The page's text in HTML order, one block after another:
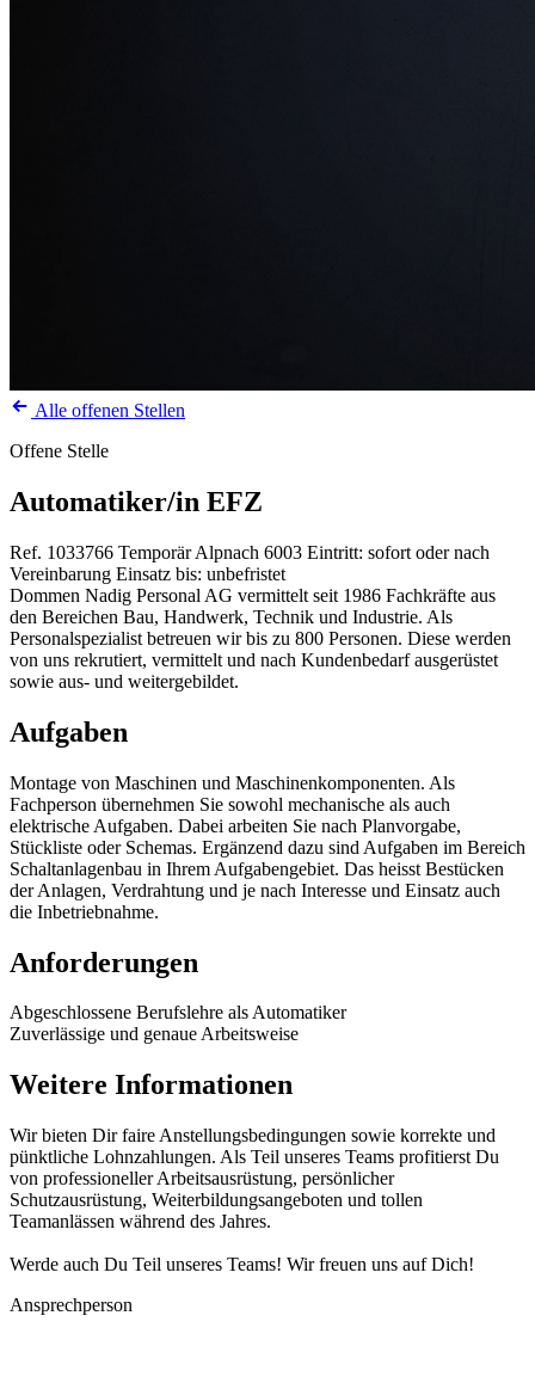
Alle offenen Stellen
Offene Stelle
Automatiker/in EFZ
Ref. 1033766 Temporär Alpnach 6003 Eintritt: sofort oder nach
Vereinbarung Einsatz bis: unbefristet
Dommen Nadig Personal AG vermittelt seit 1986 Fachkräfte aus
den Bereichen Bau, Handwerk, Technik und Industrie. Als
Personalspezialist betreuen wir bis zu 800 Personen. Diese werden
von uns rekrutiert, vermittelt und nach Kundenbedarf ausgerüstet
sowie aus- und weitergebildet.
Aufgaben
Montage von Maschinen und Maschinenkomponenten. Als
Fachperson übernehmen Sie sowohl mechanische als auch
elektrische Aufgaben. Dabei arbeiten Sie nach Planvorgabe,
Stückliste oder Schemas. Ergänzend dazu sind Aufgaben im Bereich
Schaltanlagenbau in Ihrem Aufgabengebiet. Das heisst Bestücken
der Anlagen, Verdrahtung und je nach Interesse und Einsatz auch
die Inbetriebnahme.
Anforderungen
Abgeschlossene Berufslehre als Automatiker
Zuverlässige und genaue Arbeitsweise
Weitere Informationen
Wir bieten Dir faire Anstellungsbedingungen sowie korrekte und
pünktliche Lohnzahlungen. Als Teil unseres Teams profitierst Du
von professioneller Arbeitsausrüstung, persönlicher
Schutzausrüstung, Weiterbildungsangeboten und tollen
Teamanlässen während des Jahres.
Werde auch Du Teil unseres Teams! Wir freuen uns auf Dich!
Ansprechperson